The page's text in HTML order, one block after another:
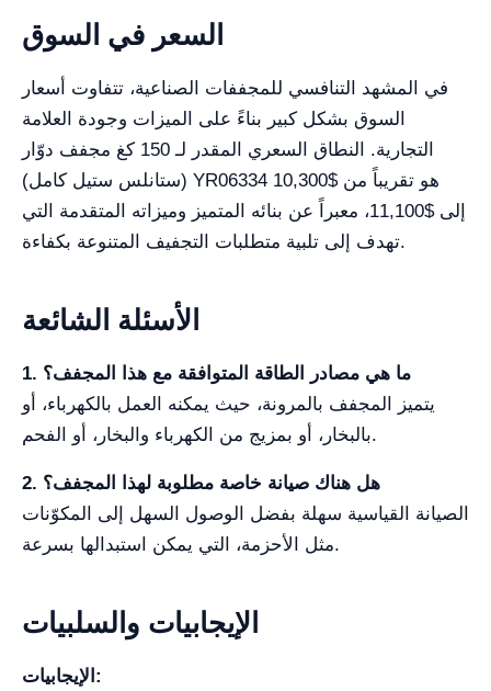
السعر في السوق
في المشهد التنافسي للمجففات الصناعية، تتفاوت أسعار
السوق بشكل كبير بناءً على الميزات وجودة العلامة
التجارية. النطاق السعري المقدر لـ 150 كغ مجفف دوّار
(ستانلس ستيل كامل) YR06334 هو تقريباً من $10,300
إلى $11,100، معبراً عن بنائه المتميز وميزاته المتقدمة التي
تهدف إلى تلبية متطلبات التجفيف المتنوعة بكفاءة.
الأسئلة الشائعة
1. ما هي مصادر الطاقة المتوافقة مع هذا المجفف؟
يتميز المجفف بالمرونة، حيث يمكنه العمل بالكهرباء، أو
بالبخار، أو بمزيج من الكهرباء والبخار، أو الفحم.
2. هل هناك صيانة خاصة مطلوبة لهذا المجفف؟
الصيانة القياسية سهلة بفضل الوصول السهل إلى المكوّنات
مثل الأحزمة، التي يمكن استبدالها بسرعة.
الإيجابيات والسلبيات
الإيجابيات: